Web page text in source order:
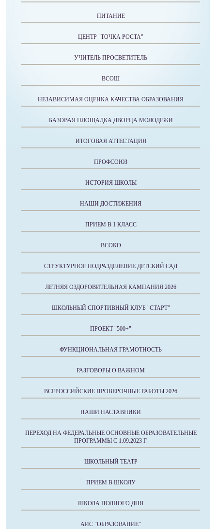
ПИТАНИЕ
ЦЕНТР "ТОЧКА РОСТА"
УЧИТЕЛЬ ПРОСВЕТИТЕЛЬ
ВСОШ
НЕЗАВИСИМАЯ ОЦЕНКА КАЧЕСТВА ОБРАЗОВАНИЯ
БАЗОВАЯ ПЛОЩАДКА ДВОРЦА МОЛОДЁЖИ
ИТОГОВАЯ АТТЕСТАЦИЯ
ПРОФСОЮЗ
ИСТОРИЯ ШКОЛЫ
НАШИ ДОСТИЖЕНИЯ
ПРИЕМ В 1 КЛАСС
ВСОКО
СТРУКТУРНОЕ ПОДРАЗДЕЛЕНИЕ ДЕТСКИЙ САД
ЛЕТНЯЯ ОЗДОРОВИТЕЛЬНАЯ КАМПАНИЯ 2026
ШКОЛЬНЫЙ СПОРТИВНЫЙ КЛУБ "СТАРТ"
ПРОЕКТ "500+"
ФУНКЦИОНАЛЬНАЯ ГРАМОТНОСТЬ
РАЗГОВОРЫ О ВАЖНОМ
ВСЕРОССИЙСКИЕ ПРОВЕРОЧНЫЕ РАБОТЫ 2026
НАШИ НАСТАВНИКИ
ПЕРЕХОД НА ФЕДЕРАЛЬНЫЕ ОСНОВНЫЕ ОБРАЗОВАТЕЛЬНЫЕ
ПРОГРАММЫ С 1.09.2023 Г.
ШКОЛЬНЫЙ ТЕАТР
ПРИЕМ В ШКОЛУ
ШКОЛА ПОЛНОГО ДНЯ
АИС "ОБРАЗОВАНИЕ"